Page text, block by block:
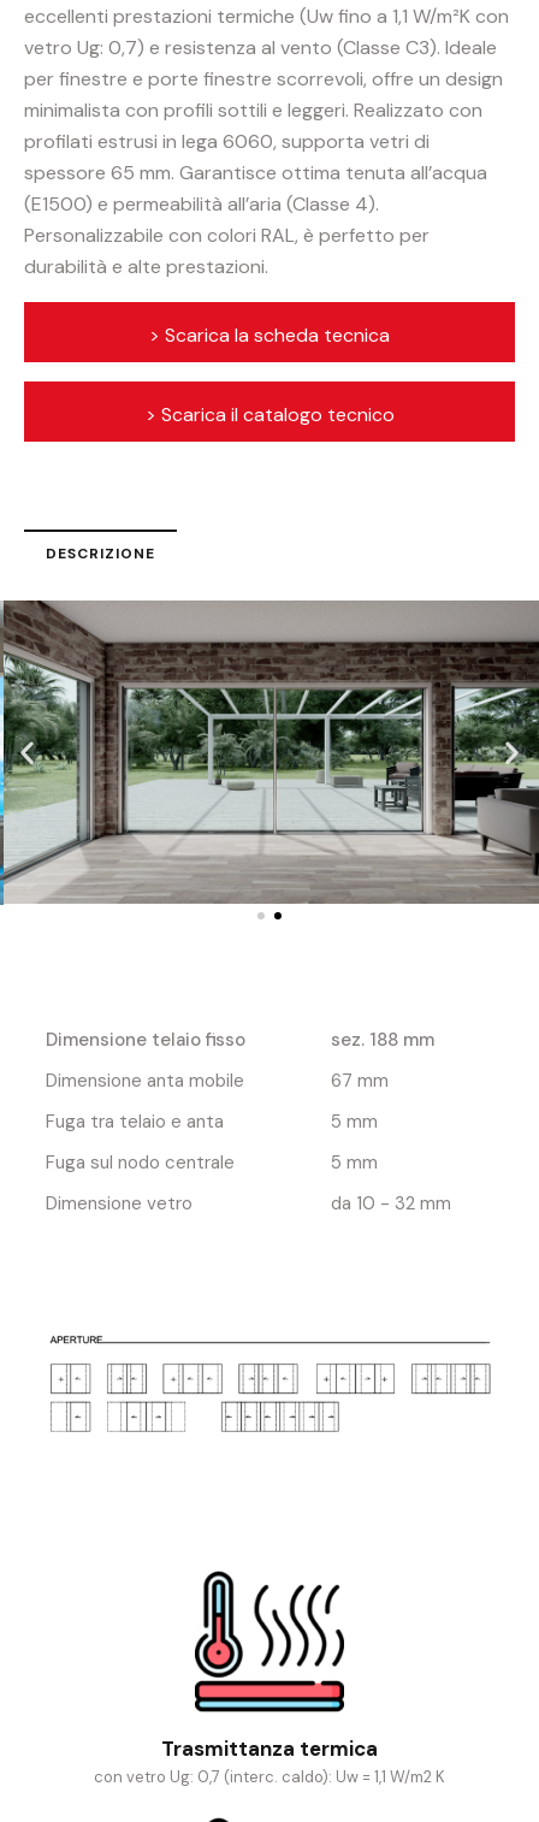
eccellenti prestazioni termiche (Uw fino a 1,1 W/m²K con
vetro Ug: 0,7) e resistenza al vento (Classe C3). Ideale
per finestre e porte finestre scorrevoli, offre un design
minimalista con profili sottili e leggeri. Realizzato con
profilati estrusi in lega 6060, supporta vetri di
spessore 65 mm. Garantisce ottima tenuta all’acqua
(E1500) e permeabilità all’aria (Classe 4).
Personalizzabile con colori RAL, è perfetto per
durabilità e alte prestazioni.
> Scarica la scheda tecnica
> Scarica il catalogo tecnico
DESCRIZIONE
Dimensione telaio fisso
sez. 188 mm
Dimensione anta mobile
67 mm
Fuga tra telaio e anta
5 mm
Fuga sul nodo centrale
5 mm
Dimensione vetro
da 10 - 32 mm
Trasmittanza termica
con vetro Ug: 0,7 (interc. caldo): Uw = 1,1 W/m2 K